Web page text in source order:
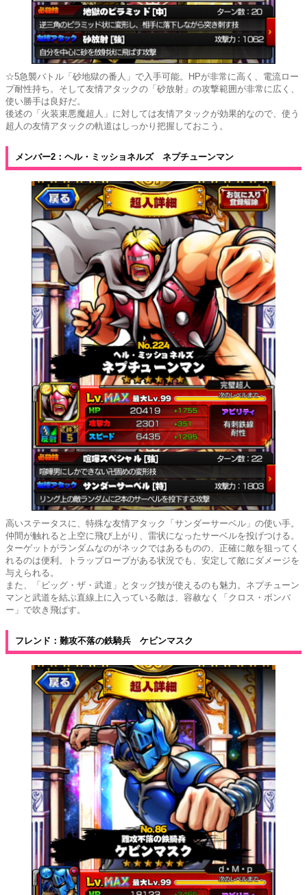
☆5急襲バトル「砂地獄の番人」で入手可能。HPが非常に高く、電流ロー
プ耐性持ち。そして友情アタックの「砂放射」の攻撃範囲が非常に広く、
使い勝手は良好だ。
後述の「火装束悪魔超人」に対しては友情アタックが効果的なので、使う
超人の友情アタックの軌道はしっかり把握しておこう。
メンバー2：ヘル・ミッショネルズ ネプチューンマン
高いステータスに、特殊な友情アタック「サンダーサーベル」の使い手。
仲間が触れると上空に飛び上がり、雷状になったサーベルを投げつける。
ターゲットがランダムなのがネックではあるものの、正確に敵を狙ってく
れるのは便利。トラップロープがある状況でも、安定して敵にダメージを
与えられる。
また、「ビッグ・ザ・武道」とタッグ技が使えるのも魅力。ネプチューン
マンと武道を結ぶ直線上に入っている敵は、容赦なく「クロス・ボンバ
ー」で吹き飛ばす。
フレンド：難攻不落の鉄騎兵 ケビンマスク